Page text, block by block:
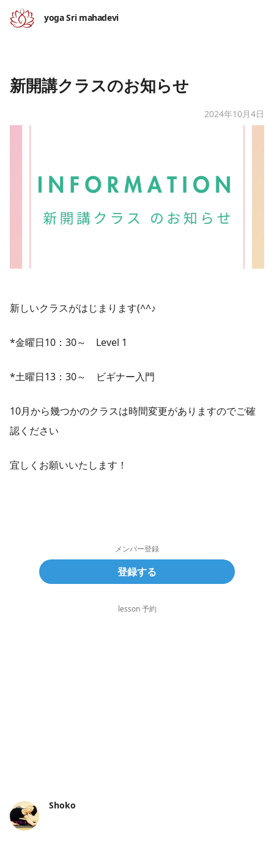
yoga Sri mahadevi
新開講クラスのお知らせ
2024年10月4日
新しいクラスがはじまります(^^♪
*金曜日10：30～ Level 1
*土曜日13：30～ ビギナー入門
10月から幾つかのクラスは時間変更がありますのでご確
認ください
宜しくお願いいたします！
メンバー登録
登録する
lesson 予約
Shoko